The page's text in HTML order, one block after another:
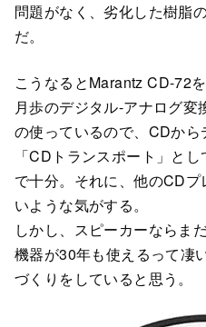
問題がなく、劣化した樹脂
だ。
こうなるとMarantz CD-72
月歩のデジタル-アナログ変
の使っているので、CDか
「CDトランスポート」と
で十分。それに、他のCD
いような気がする。
しかし、スピーカーならま
機器が30年も使えるって凄
づくりをしていると思う。